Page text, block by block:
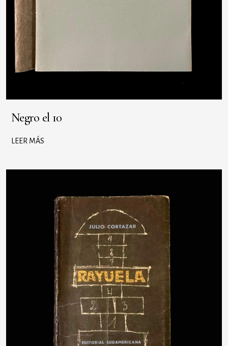
Negro el 10
LEER MÁS